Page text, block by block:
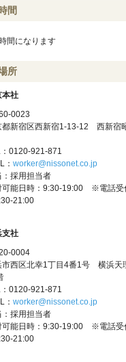
間
間になります
所
本社
0023
都新宿区西新宿1-13-12 西新宿
0120-921-871
： worker@nissonet.co.jp
：採用担当者
可能日時：9:30-19:00 ※電話受
21:00
支社
0004
市西区北幸1丁目4番1号 横浜天
0120-921-871
： worker@nissonet.co.jp
：採用担当者
可能日時：9:30-19:00 ※電話受
21:00